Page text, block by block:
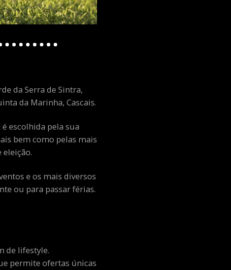
da Serra de Sintra,
da Marinha, Cascais.
escolhida pela sua
bem como pelas mais
e os mais diversos
ou para passar férias.
de lifestyle.
permite ofertas únicas